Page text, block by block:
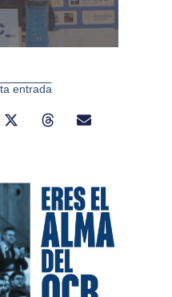
entrada